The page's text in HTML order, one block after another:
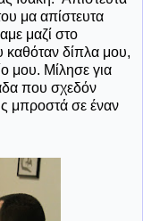
μα απίστευτα
μαζί στο
καθόταν δίπλα μου,
μου. Μίλησε για
που σχεδόν
μπροστά σε έναν